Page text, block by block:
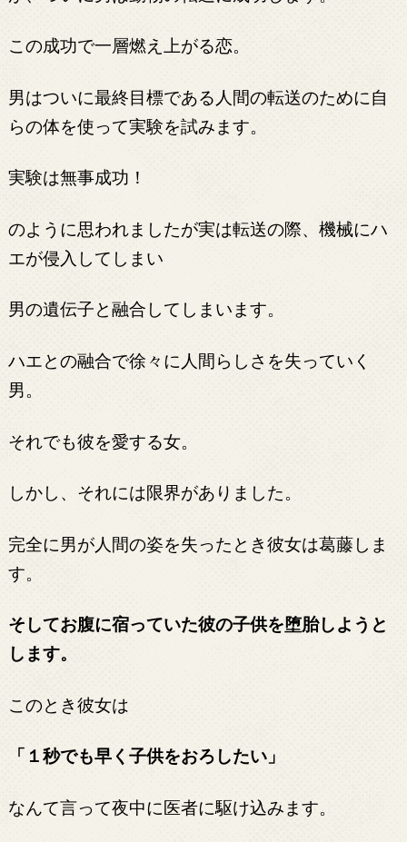
この成功で一層燃え上がる恋。
男はついに最終目標である人間の転送のために自
らの体を使って実験を試みます。
実験は無事成功！
のように思われましたが実は転送の際、機械にハ
エが侵入してしまい
男の遺伝子と融合してしまいます。
ハエとの融合で徐々に人間らしさを失っていく
男。
それでも彼を愛する女。
しかし、それには限界がありました。
完全に男が人間の姿を失ったとき彼女は葛藤しま
す。
そしてお腹に宿っていた彼の子供を堕胎しようと
します。
このとき彼女は
「１秒でも早く子供をおろしたい」
なんて言って夜中に医者に駆け込みます。